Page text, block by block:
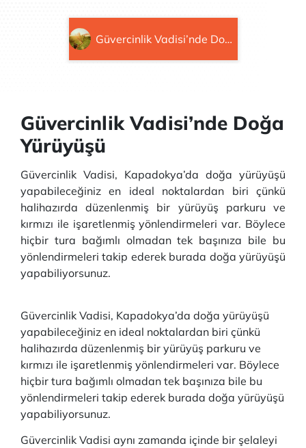
Güvercinlik Vadisi’nde Doğa Yürüyüşü
Güvercinlik Vadisi’nde Doğa
Yürüyüşü
Güvercinlik Vadisi, Kapadokya’da doğa yürüyüşü
yapabileceğiniz en ideal noktalardan biri çünkü
halihazırda düzenlenmiş bir yürüyüş parkuru ve
kırmızı ile işaretlenmiş yönlendirmeleri var. Böylece
hiçbir tura bağımlı olmadan tek başınıza bile bu
yönlendirmeleri takip ederek burada doğa yürüyüşü
yapabiliyorsunuz.
Güvercinlik Vadisi, Kapadokya’da doğa yürüyüşü
yapabileceğiniz en ideal noktalardan biri çünkü
halihazırda düzenlenmiş bir yürüyüş parkuru ve
kırmızı ile işaretlenmiş yönlendirmeleri var. Böylece
hiçbir tura bağımlı olmadan tek başınıza bile bu
yönlendirmeleri takip ederek burada doğa yürüyüşü
yapabiliyorsunuz.
Güvercinlik Vadisi aynı zamanda içinde bir şelaleyi